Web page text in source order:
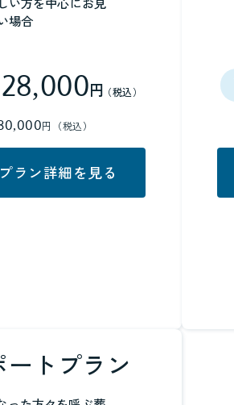
場合
円 （税込）
円（税込）
ラン詳細を見る
ートプラン